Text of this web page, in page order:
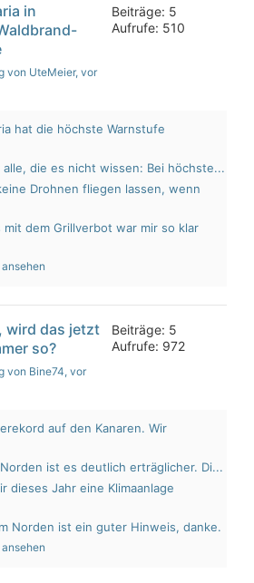
in
von UteMeier, vor
Beiträge: 5
Aufrufe: 510
hat die höchste Warnstufe
die es nicht wissen: Bei höchste...
Drohnen fliegen lassen, wenn
mit dem Grillverbot war mir so klar
wird das jetzt
so?
von Bine74, vor
Beiträge: 5
Aufrufe: 972
auf den Kanaren. Wir
ist es deutlich erträglicher. Di...
dieses Jahr eine Klimaanlage
Norden ist ein guter Hinweis, danke.